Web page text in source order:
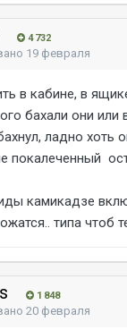
4 732
19 февраля
в кабине, в
бахали они или
ладно хоть
покалеченный
камикадзе
типа чтоб
1 848
20 февраля